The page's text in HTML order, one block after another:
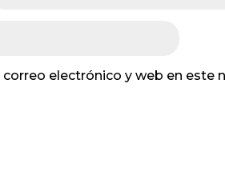
electrónico y web en este